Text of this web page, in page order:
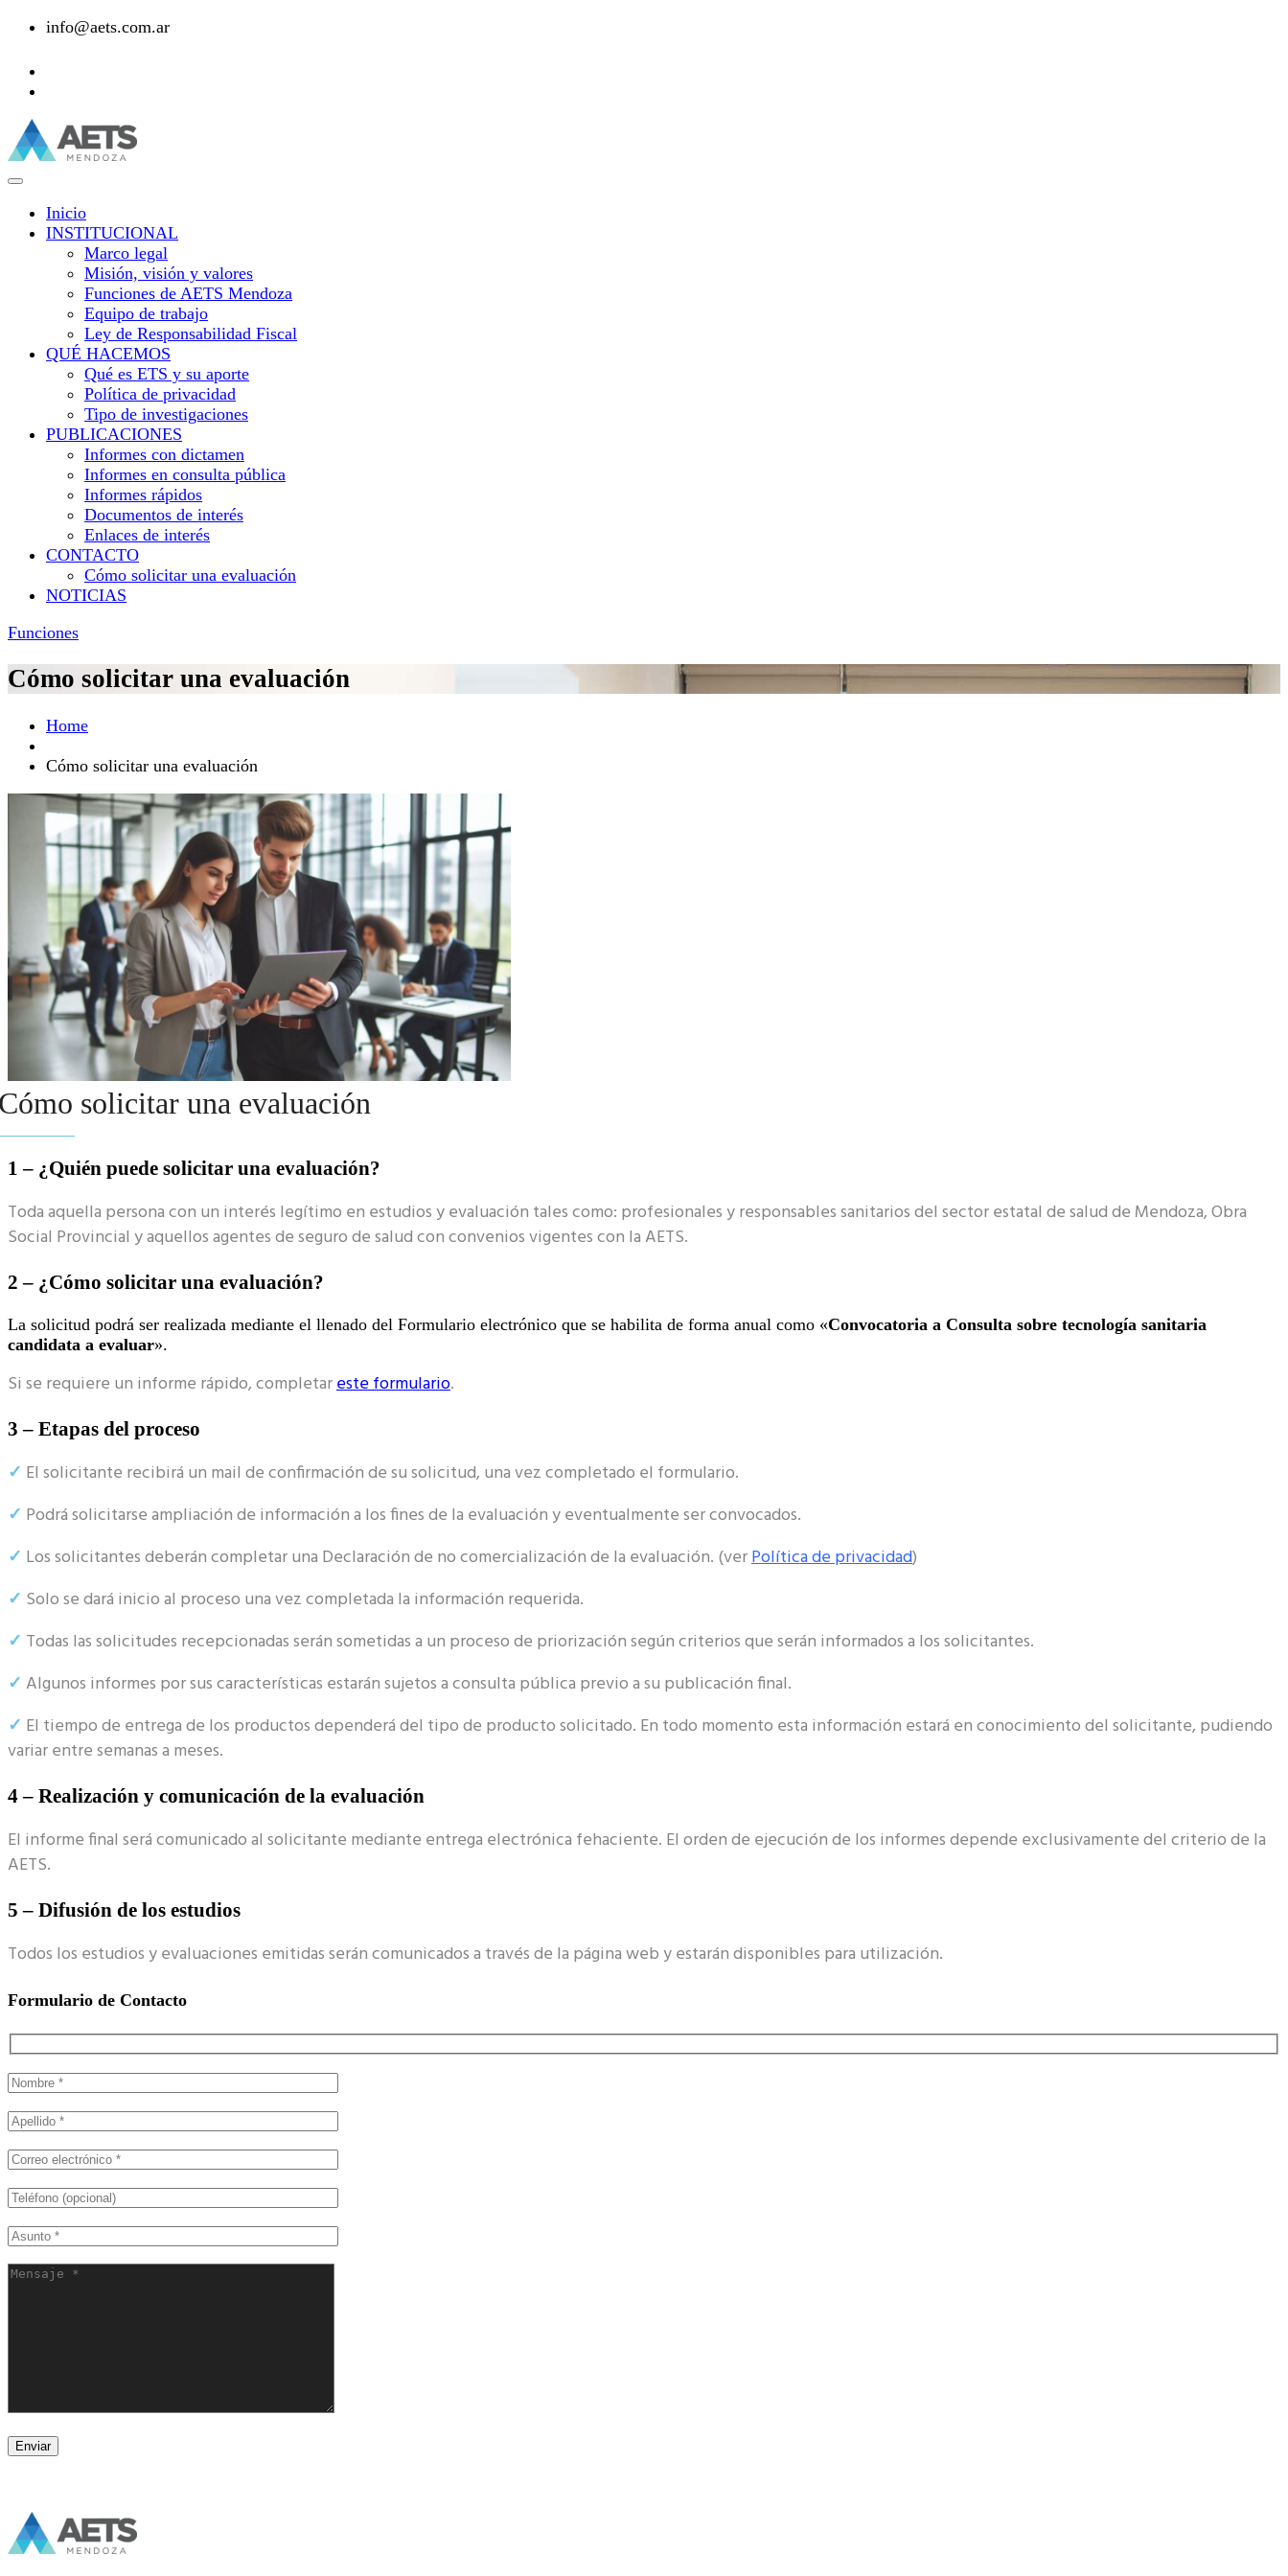
info@aets.com.ar
Inicio
INSTITUCIONAL
Marco legal
Misión, visión y valores
Funciones de AETS Mendoza
Equipo de trabajo
Ley de Responsabilidad Fiscal
QUÉ HACEMOS
Qué es ETS y su aporte
Política de privacidad
Tipo de investigaciones
PUBLICACIONES
Informes con dictamen
Informes en consulta pública
Informes rápidos
Documentos de interés
Enlaces de interés
CONTACTO
Cómo solicitar una evaluación
NOTICIAS
Funciones
Cómo solicitar una evaluación
Home
Cómo solicitar una evaluación
solicitar una evaluación
1 – ¿Quién puede solicitar una evaluación?
Toda aquella persona con un interés legítimo en estudios y evaluación tales como: profesionales y responsables sanitarios del sector estatal de salud de Mendoza, Obra
Social Provincial y aquellos agentes de seguro de salud con convenios vigentes con la AETS.
2 – ¿Cómo solicitar una evaluación?
La solicitud podrá ser realizada mediante el llenado del Formulario electrónico que se habilita de forma anual como «Convocatoria a Consulta sobre tecnología sanitaria
candidata a evaluar».
Si se requiere un informe rápido, completareste formulario.
3 – Etapas del proceso
✓ El solicitante recibirá un mail de confirmación de su solicitud, una vez completado el formulario.
✓ Podrá solicitarse ampliación de información a los fines de la evaluación y eventualmente ser convocados.
✓ Los solicitantes deberán completar una Declaración de no comercialización de la evaluación. (verPolítica de privacidad)
✓ Solo se dará inicio al proceso una vez completada la información requerida.
✓ Todas las solicitudes recepcionadas serán sometidas a un proceso de priorización según criterios que serán informados a los solicitantes.
✓ Algunos informes por sus características estarán sujetos a consulta pública previo a su publicación final.
✓ El tiempo de entrega de los productos dependerá del tipo de producto solicitado. En todo momento esta información estará en conocimiento del solicitante, pudiendo
variar entre semanas a meses.
4 – Realización y comunicación de la evaluación
El informe final será comunicado al solicitante mediante entrega electrónica fehaciente. El orden de ejecución de los informes depende exclusivamente del criterio de la
AETS.
5 – Difusión de los estudios
Todos los estudios y evaluaciones emitidas serán comunicados a través de la página web y estarán disponibles para utilización.
Formulario de Contacto
Enviar